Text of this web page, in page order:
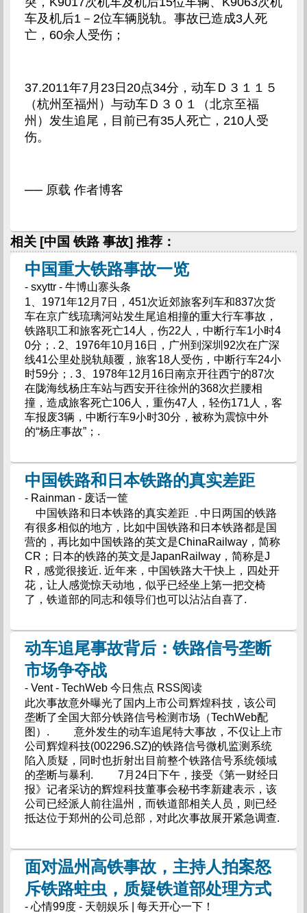
车及机后1－2位车辆脱轨。事故已造成3人死
亡，60余人受伤；
37.2011年7月23日20点34分，动车Ｄ３１１５
（杭州至福州）与动车Ｄ３０１（北京至福
州）发生追尾，目前已有35人死亡，210人受
伤。
── 原载 作者博客
相关 [中国 铁路 事故] 推荐：
中国重大铁路事故一览
- sxyttr - 牛博山寨头条
1、1971年12月7日，451次近郊旅客列车和837次货
车在京广线琉璃河站发生尾追相撞的重大行车事故，
铁路职工和旅客死亡14人，伤22人，中断行车1小时4
0分；. 2、1976年10月16日，广州到深圳92次在广深
线41公里处脱轨颠覆，旅客18人受伤，中断行车24小
时59分；. 3、1978年12月16日南京开往西宁的87次
在陇海线杨庄车站与西安开往徐州的368次拦腰相
撞，造成旅客死亡106人，重伤47人，轻伤171人，客
车报废3辆，中断行车9小时30分，被称为震惊中外
的“杨庄事故”；.
中国铁路和日本铁路的真实差距
- Rainman - 废话一筐
中国铁路和日本铁路的真实差距 . 中日两国的铁路
有很多相似的地方，比如中国铁路和日本铁路都是国
营的，再比如中国铁路的英文是ChinaRailway，简称
CR；日本的铁路的英文是JapanRailway，简称是J
R，感觉很接近. 近年来，中国铁路大干快上，四处开
花，让人感觉惊天动地，似乎已经坐上第一把交椅
了，铁道部的同志和领导们也可以沾沾自喜了.
动车追尾事故背后：铁路信号垄断
市场争夺战
- Vent - TechWeb 今日焦点 RSS阅读
此次事故意外曝光了国内上市公司辉煌科技，该公司
垄断了全国大部分铁路信号检测市场（TechWeb配
图）. 意外发生的动车追尾特大事故，不仅让上市
公司辉煌科技(002296.SZ)的铁路信号微机监测系统
陷入质疑，同时也折射出目前整个铁路信号系统领域
的垄断与暴利. 7月24日下午，接受《第一财经日
报》记者采访的辉煌科技董事会秘书李新建表示，该
公司已经派人前往温州，而铁道部相关人员，则已经
抵达位于郑州的公司总部，对此次事故展开紧急调查.
面对温州高铁事故，主持人拍案怒
斥铁路蛀虫，质疑铁道部处理方式
- 心情99度 - 天朝娱乐 | 每天开心一下！